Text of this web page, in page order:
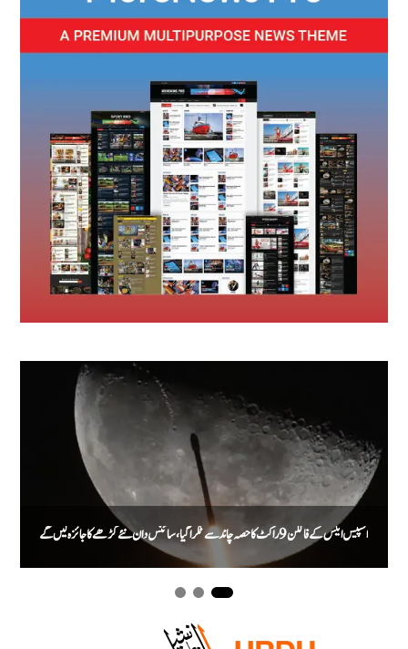
اسپیس ایکس کے فالکن 9 راکٹ کا حصہ چاند سے ٹکرا گیا، سائنس دان نئے گڑھے کا جائزہ لیں گے